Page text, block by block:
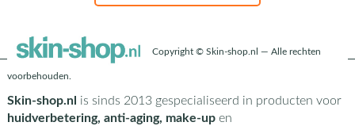
Copyright © Skin-shop.nl — Alle rechten
voorbehouden.
Skin-shop.nl is sinds 2013 gespecialiseerd in producten voor
huidverbetering, anti-aging, make-upen